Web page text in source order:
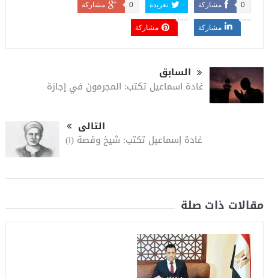
مشاركة 0 تغريدة مشاركة 0
مشاركة مشاركة
السابق
غادة اسماعيل تكتب: المجرمون في إجازة
التالى
غادة إسماعيل تكتب: شيخ وقصة (١)
مقالات ذات صلة